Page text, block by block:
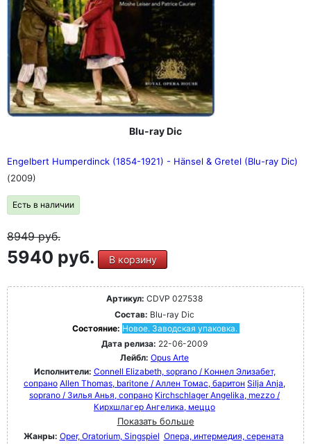
Blu-ray Dic
Engelbert Humperdinck (1854-1921) - Hänsel & Gretel (Blu-ray Dic)
(2009)
Есть в наличии
8949руб.
5940 руб. В корзину
Артикул: CDVP 027538
Состав: Blu-ray Dic
Состояние: Новое. Заводская упаковка.
Дата релиза: 22-06-2009
Лейбл: Opus Arte
Исполнители: Connell Elizabeth, soprano / Коннел Элизабет,
сопрано Allen Thomas, baritone / Аллен Томас, баритон Silja Anja,
soprano / Зилья Анья, сопрано Kirchschlager Angelika, mezzo /
Кирхшлагер Ангелика, меццо
Показать больше
Жанры: Oper, Oratorium, Singspiel Опера, интермедия, серената